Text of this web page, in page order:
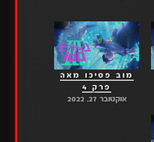
מוב פסיכו מאה
פרק 4
אוקטובר 27, 2022